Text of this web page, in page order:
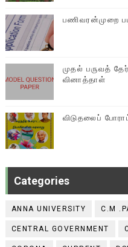
பணிவரன்முறை
முதல் பருவத்
வினாத்தாள்
விடுதலைப்
Categories
ANNA UNIVERSITY C.M
CENTRAL GOVERNMENT